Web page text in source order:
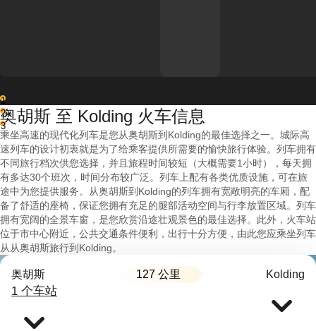
1
2
3
奥胡斯 至 Kolding 火车信息
乘坐高速的现代化列车是您从奥胡斯到Kolding的最佳选择之一。城际高
速列车的设计初衷就是为了给乘客提供所需要的愉快旅行体验。列车拥有
不同旅行档次供您选择，并且旅程时间较短（大概需要1小时），每天拥
有多达30个班次，时间分布较广泛。列车上配有各类优质设施，可在旅
途中为您提供服务。从奥胡斯到Kolding的列车拥有宽敞明亮的车厢，配
备了舒适的座椅，保证您拥有充足的腿部活动空间与行李放置区域。列车
拥有宽阔的全景车窗，是您欣赏沿途壮观景色的最佳选择。此外，火车站
位于市中心附近，公共交通条件便利，出行十分方便，由此您应乘坐列车
从从奥胡斯旅行到Kolding。
奥胡斯 127 公里 Kolding
1 个车站